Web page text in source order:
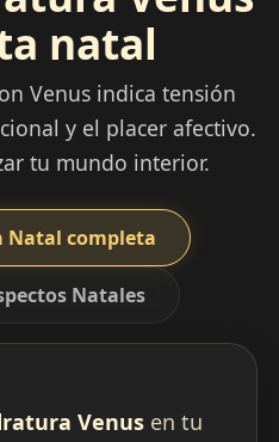
natal
Venus indica tensión
y el placer afectivo.
tu mundo interior.
Natal completa
Natales
Venusen tu